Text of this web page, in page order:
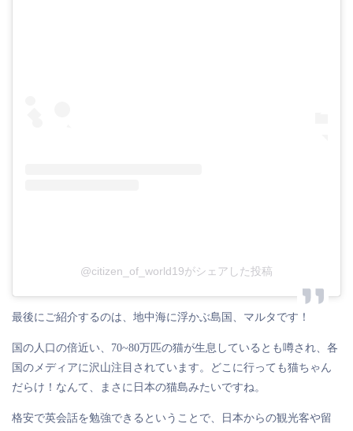
@citizen_of_world19がシェアした投稿
最後にご紹介するのは、地中海に浮かぶ島国、マルタです！
国の人口の倍近い、70~80万匹の猫が生息しているとも噂され、各
国のメディアに沢山注目されています。どこに行っても猫ちゃん
だらけ！なんて、まさに日本の猫島みたいですね。
格安で英会話を勉強できるということで、日本からの観光客や留